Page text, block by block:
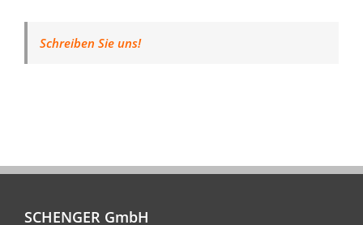
Schreiben Sie uns!
SCHENGER GmbH